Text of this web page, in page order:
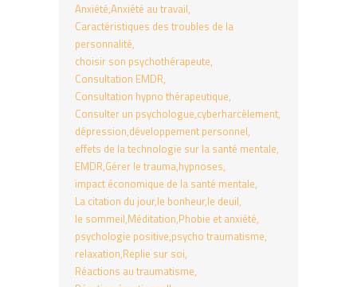
Anxiété Anxiété au travail
Caractéristiques des troubles de la
personnalité
choisir son psychothérapeute
Consultation EMDR
Consultation hypno thérapeutique
Consulter un psychologue cyberharcèlement
dépression développement personnel
effets de la technologie sur la santé mentale
EMDR Gérer le trauma hypnoses
impact économique de la santé mentale
La citation du jour le bonheur le deuil
le sommeil Méditation Phobie et anxiété
psychologie positive psycho traumatisme
relaxation Replie sur soi
Réactions au traumatisme